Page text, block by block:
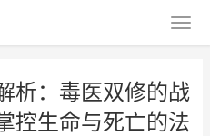
析：毒医双修的战
控生命与死亡的法